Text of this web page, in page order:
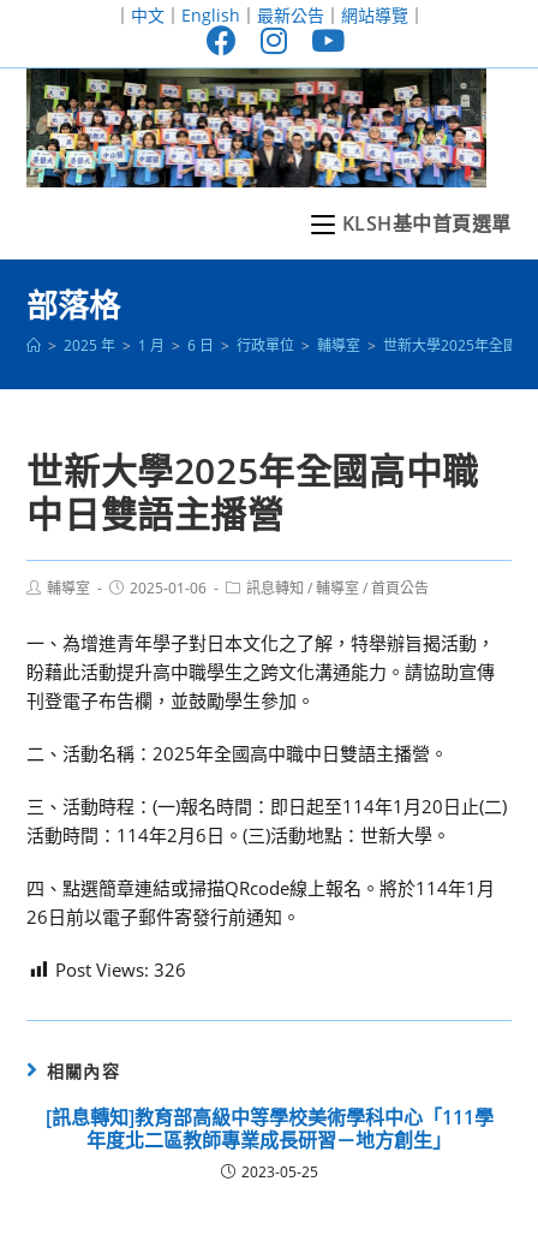
至
｜ 中文｜ English ｜ 最新公告｜ 網站導覽｜
KLSH基中首頁選單
部落格
> 2025 年 > 1 月 > 6 日 > 行政單位 > 輔導室 > 世新大學2025年全國高
世新大學2025年全國高中職
中日雙語主播營
Post輔導室
Post2025-01-06
Post訊息轉知 / 輔導室 / 首頁公告
一、為增進青年學子對日本文化之了解，特舉辦旨揭活動，
盼藉此活動提升高中職學生之跨文化溝通能力。請協助宣傳
刊登電子布告欄，並鼓勵學生參加。
二、活動名稱：2025年全國高中職中日雙語主播營。
三、活動時程：(一)報名時間：即日起至114年1月20日止(二)
活動時間：114年2月6日。(三)活動地點：世新大學。
四、點選簡章連結或掃描QRcode線上報名。將於114年1月
26日前以電子郵件寄發行前通知。
Post Views: 326
相關內容
[訊息轉知]教育部高級中等學校美術學科中心「111學
年度北二區教師專業成長研習－地方創生」
2023-05-25